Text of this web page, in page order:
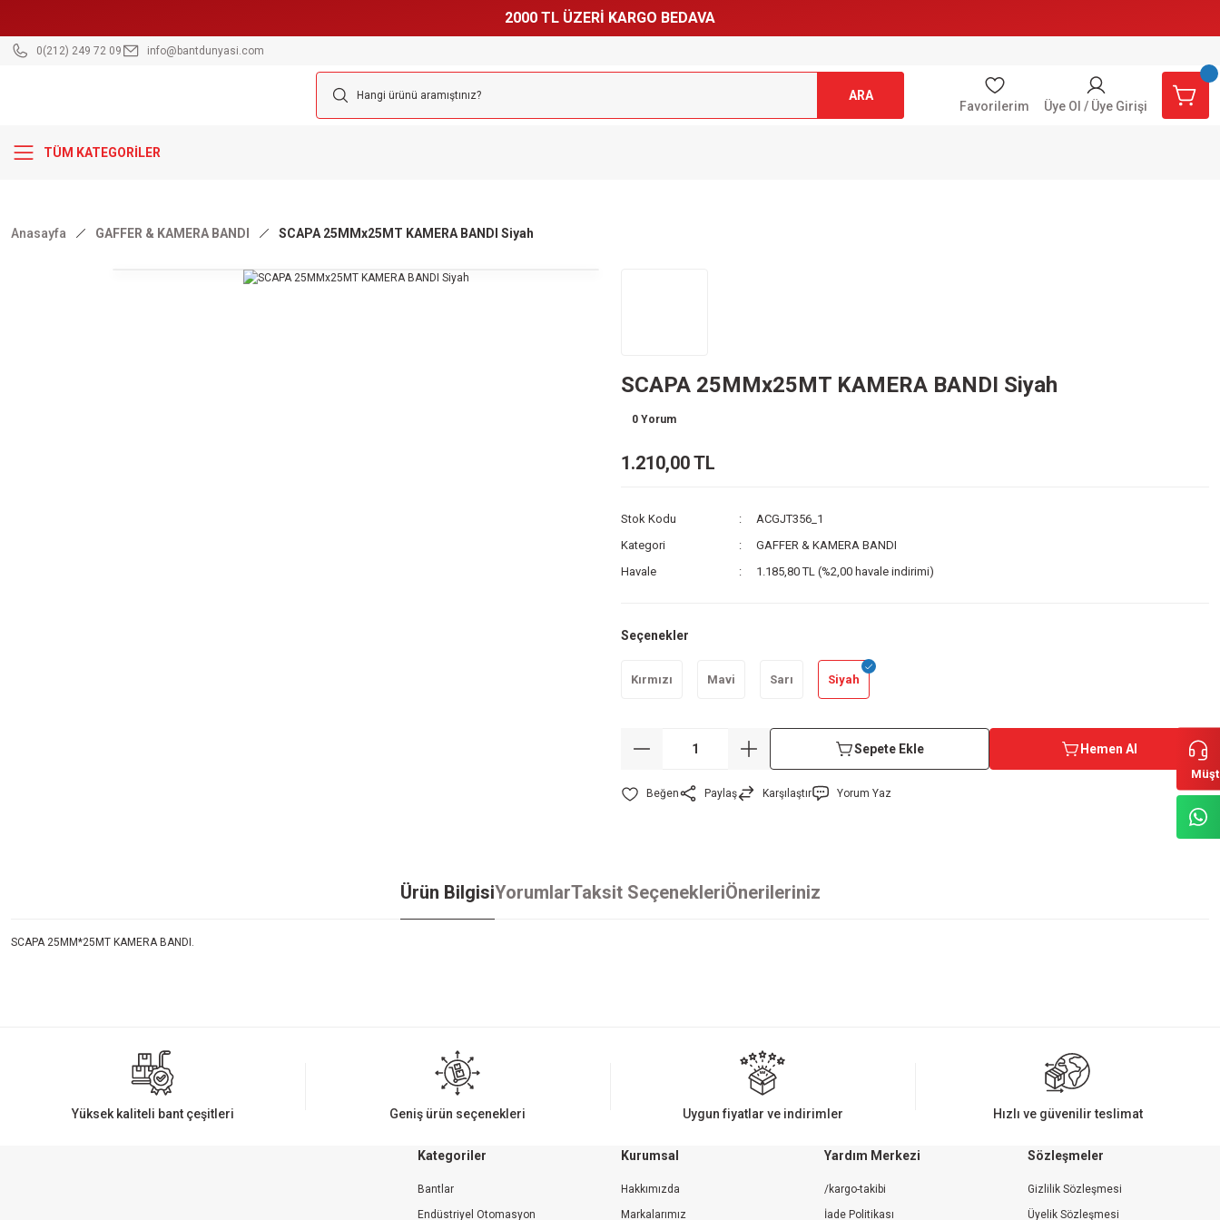
2000 TL ÜZERİ KARGO BEDAVA
0(212) 249 72 09 info@bantdunyasi.com
ARA
Favorilerim Üye Ol / Üye Girişi
TÜM KATEGORİLER
Anasayfa GAFFER & KAMERA BANDI SCAPA 25MMx25MT KAMERA BANDI Siyah
SCAPA 25MMx25MT KAMERA BANDI Siyah
0 Yorum
1.210,00 TL
Stok Kodu
ACGJT356_1
Kategori
GAFFER & KAMERA BANDI
Havale
1.185,80 TL (%2,00 havale indirimi)
Seçenekler
Kırmızı Mavi Sarı Siyah
Sepete Ekle Hemen Al
Paylaş Karşılaştır Yorum Yaz
Ürün BilgisiYorumlarTaksit SeçenekleriÖnerileriniz
SCAPA 25MM*25MT KAMERA BANDI.
Ürün resmi kalitesiz, bozuk veya görüntülenemiyor.
Ürün açıklamasında eksik bilgiler bulunuyor.
Yüksek kaliteli bant çeşitleri Geniş ürün seçenekleri Uygun fiyatlar ve indirimler Hızlı ve güvenilir teslimat
Kategoriler
Bantlar
Endüstriyel Otomasyon
Kurumsal
Hakkımızda
Markalarımız
Yardım Merkezi
/kargo-takibi
İade Politikası
Sözleşmeler
Gizlilik Sözleşmesi
Üyelik Sözleşmesi